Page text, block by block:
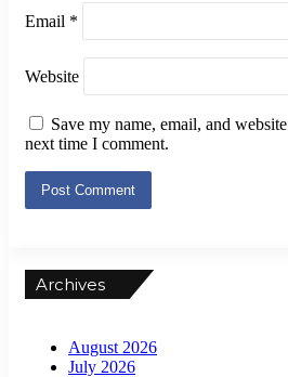
Email *
Website
Save my name, email, and
next time I comment.
Archives
August 2026
July 2026